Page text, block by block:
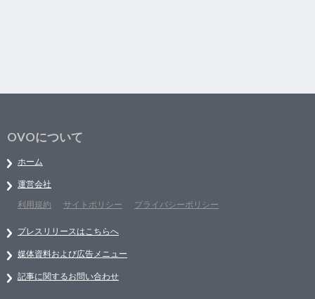
OVOについて
ホーム
運営会社
利用規約
サイトポリシー プライバシーポリシー
プレスリリースはこちらへ
媒体資料および広告メニュー
記事に関するお問い合わせ